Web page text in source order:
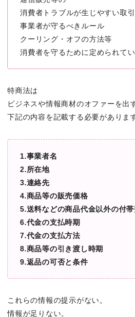
消費者トラブルが生じやすい取
事業者が守るべきルール
クーリング・オフの方法等
消費者を守るために定められてい
特商法は
ビジネスや情報商材のオファーを出
下記の内容を記載する必要がありま
1.事業者名
2.所在地
3.連絡先
4.商品等の販売価格
5.送料などの商品代金以外の付帯
6.代金の支払時期
7.代金の支払方法
8.商品等の引き渡し時期
9.返品の可否と条件
これらの情報の提示がない。
情報が足りない。